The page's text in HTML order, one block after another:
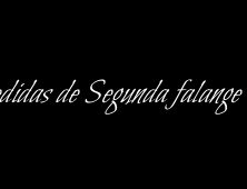
de Segunda falange